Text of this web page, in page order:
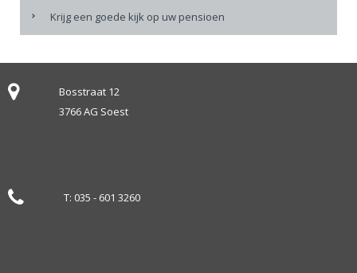
Krijg een goede kijk op uw pensioen
Bosstraat 12
3766 AG Soest
T: 035 - 601 3260